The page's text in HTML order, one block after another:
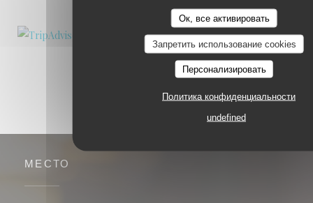
Ок, все активировать
Запретить использование cookies
Персонализировать
Политика конфиденциальности
undefined
МЕСТО